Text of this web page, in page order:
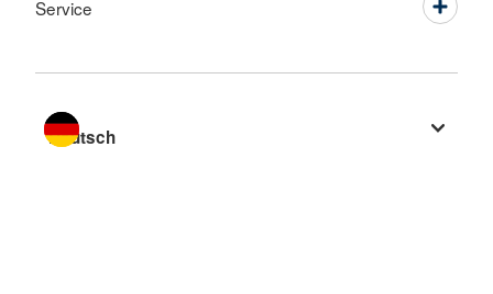
Service
Sprache wechseln zu